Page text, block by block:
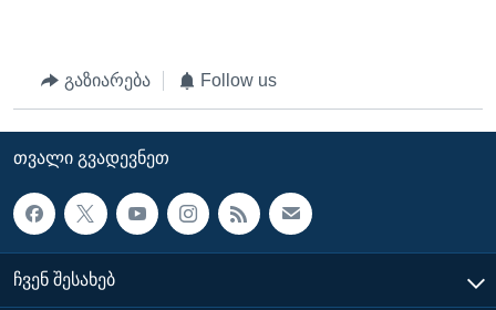
გაზიარება Follow us
ᲗᲕᲐᲚᲘ ᲒᲕᲐᲓᲔᲕᲜᲔᲗ
ᲩᲕᲔᲜ ᲨᲔᲡᲐᲮᲔᲑ